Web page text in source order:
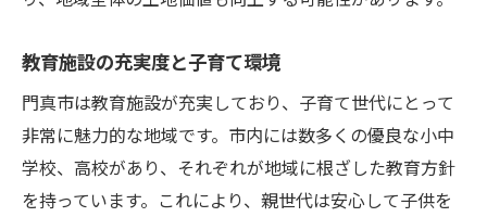
教育施設の充実度と子育て環境
門真市は教育施設が充実しており、子育て世代にとって
非常に魅力的な地域です。市内には数多くの優良な小中
学校、高校があり、それぞれが地域に根ざした教育方針
を持っています。これにより、親世代は安心して子供を